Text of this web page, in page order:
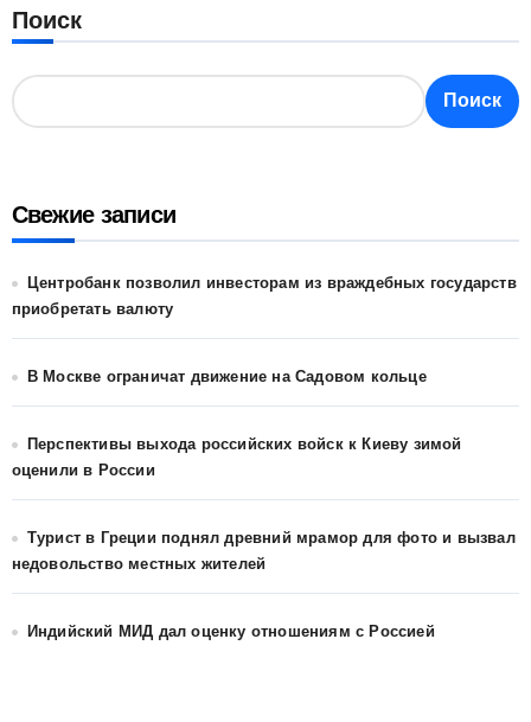
Поиск
Поиск
Свежие записи
Центробанк позволил инвесторам из враждебных государств
приобретать валюту
В Москве ограничат движение на Садовом кольце
Перспективы выхода российских войск к Киеву зимой
оценили в России
Турист в Греции поднял древний мрамор для фото и вызвал
недовольство местных жителей
Индийский МИД дал оценку отношениям с Россией